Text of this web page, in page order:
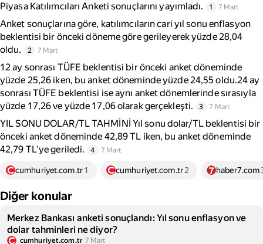
Piyasa Katılımcıları Anketi sonuçlarını yayımladı.
1 7 Mart
Anket sonuçlarına göre, katılımcıların cari yıl sonu enflasyon
beklentisi bir önceki döneme göre gerileyerek yüzde 28,04
oldu.
2 7 Mart
12 ay sonrası TÜFE beklentisi bir önceki anket döneminde
yüzde 25,26 iken, bu anket döneminde yüzde 24,55 oldu.24 ay
sonrası TÜFE beklentisi ise aynı anket dönemlerinde sırasıyla
yüzde 17,26 ve yüzde 17,06 olarak gerçekleşti.
3 7 Mart
YIL SONU DOLAR/TL TAHMİNİ Yıl sonu dolar/TL beklentisi bir
önceki anket döneminde 42,89 TL iken, bu anket döneminde
42,79 TL'ye geriledi.
4 7 Mart
cumhuriyet.com.tr1 cumhuriyet.com.tr2 haber7.com
Diğer konular
Merkez Bankası anketi sonuçlandı: Yıl sonu enflasyon ve
dolar tahminleri ne diyor?
cumhuriyet.com.tr 7 Mart